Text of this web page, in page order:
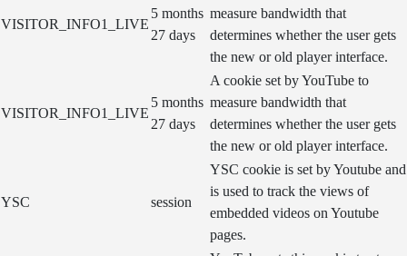
VISITOR_INFO1_LIVE
5 months
27 days
measure bandwidth that
determines whether the user gets
the new or old player interface.
VISITOR_INFO1_LIVE
5 months
27 days
A cookie set by YouTube to
measure bandwidth that
determines whether the user gets
the new or old player interface.
YSC session
YSC cookie is set by Youtube and
is used to track the views of
embedded videos on Youtube
pages.